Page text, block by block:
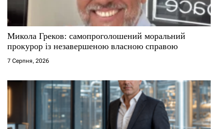
Микола Греков: самопроголошений моральний
прокурор із незавершеною власною справою
7 Серпня, 2026